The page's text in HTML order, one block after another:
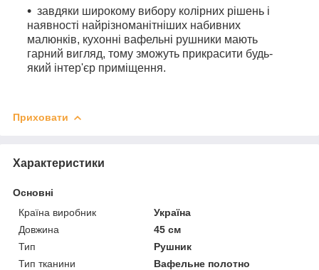
завдяки широкому вибору колірних рішень і
наявності найрізноманітніших набивних
малюнків, кухонні вафельні рушники мають
гарний вигляд, тому зможуть прикрасити будь-
який інтер'єр приміщення.
Приховати
Характеристики
Основні
Країна виробник
Україна
Довжина
45 см
Тип
Рушник
Тип тканини
Вафельне полотно